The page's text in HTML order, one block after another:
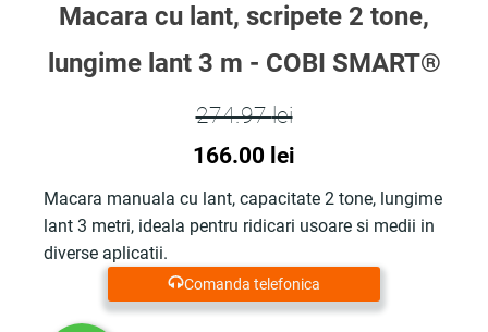
Macara cu lant, scripete 2 tone,
lungime lant 3 m - COBI SMART®
274.97lei
Prețul
inițial
a
fost:
274.97 lei.
166.00 lei
curent
este:
166.00 lei.
Macara manuala cu lant, capacitate 2 tone, lungime
lant 3 metri, ideala pentru ridicari usoare si medii in
diverse aplicatii.
Comanda telefonica